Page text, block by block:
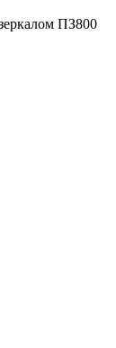
ПЗ800